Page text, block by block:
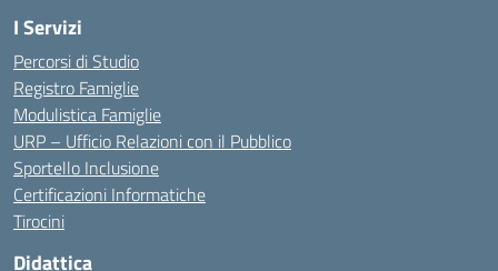
I Servizi
Percorsi di Studio
Registro Famiglie
Modulistica Famiglie
URP – Ufficio Relazioni con il Pubblico
Sportello Inclusione
Certificazioni Informatiche
Tirocini
Didattica